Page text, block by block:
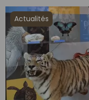
Actualités